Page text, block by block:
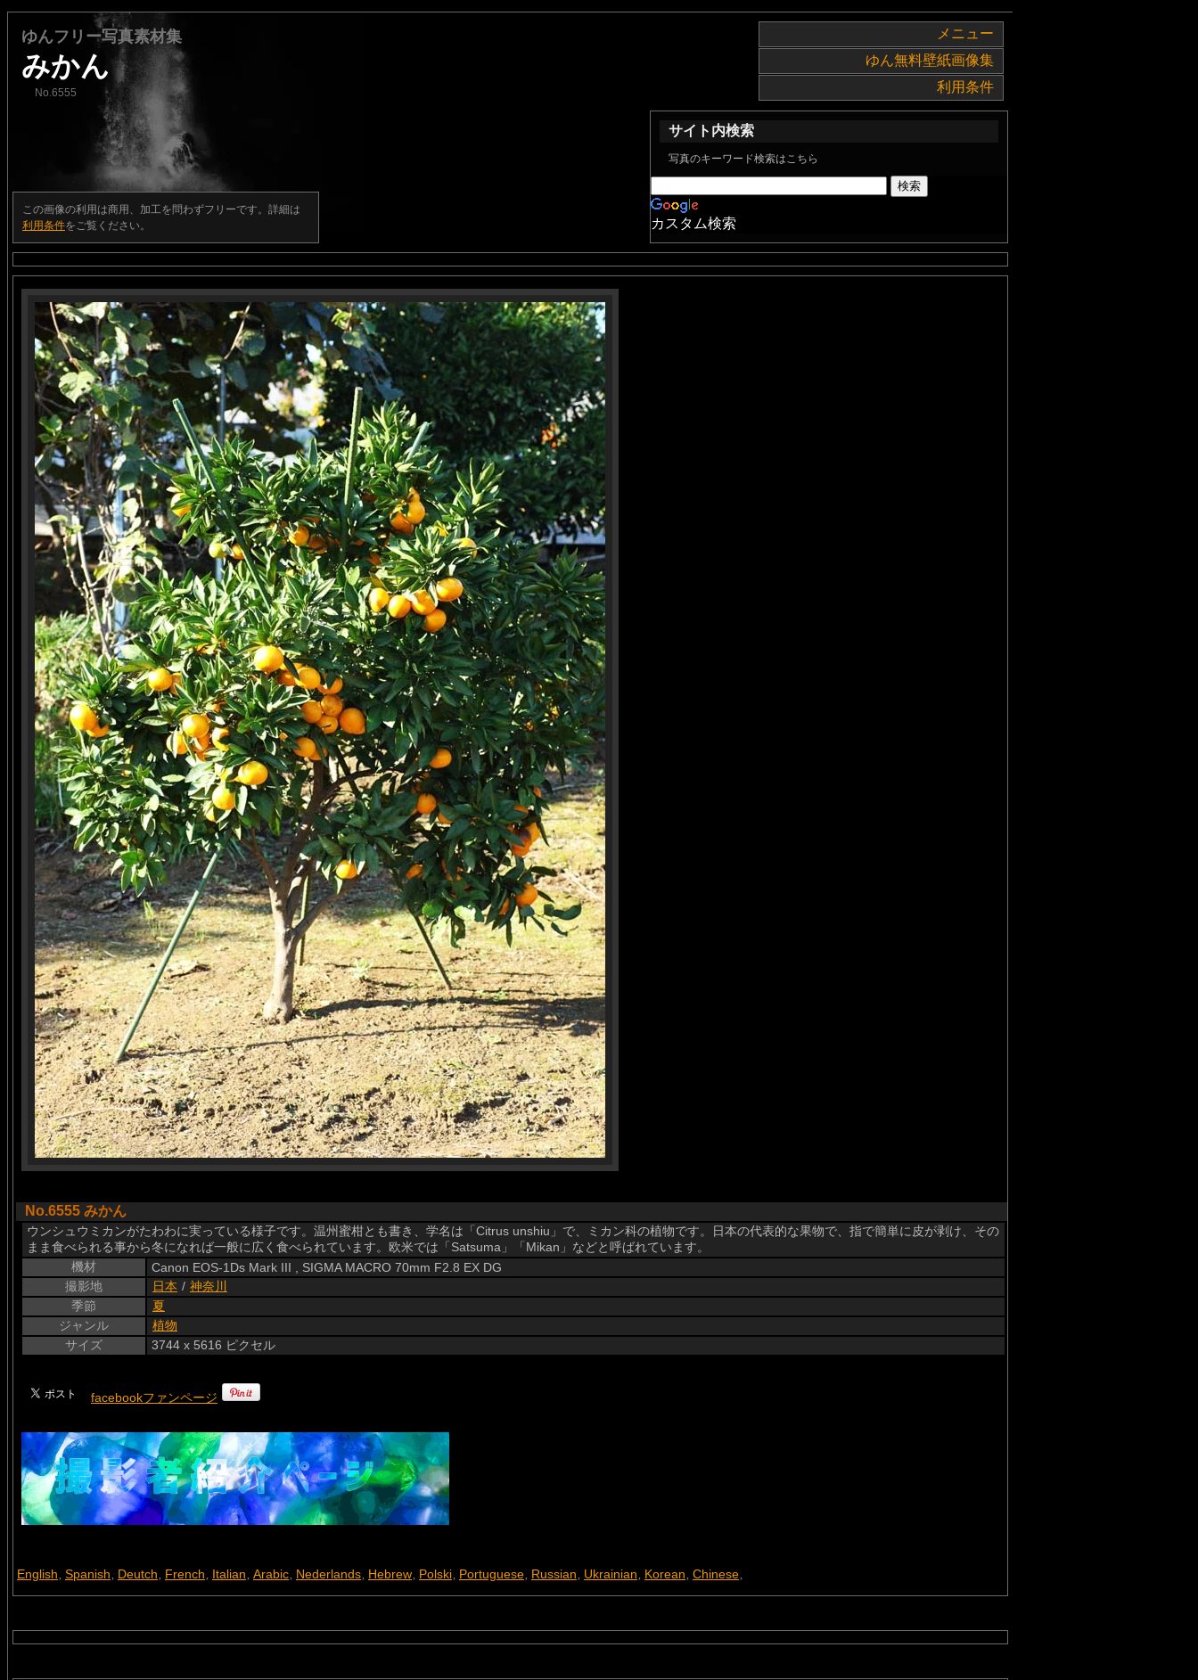
メニュー
ゆん無料壁紙画像集
利用条件
ゆんフリー写真素材集
みかん
No.6555
この画像の利用は商用、加工を問わずフリーです。詳細は
利用条件をご覧ください。
サイト内検索
写真のキーワード検索はこちら
カスタム検索
No.6555 みかん
ウンシュウミカンがたわわに実っている様子です。温州蜜柑とも書き、学名は「Citrus unshiu」で、ミカン科の植物です。日本の代表的な果物で、指で簡単に皮が剥け、その
まま食べられる事から冬になれば一般に広く食べられています。欧米では「Satsuma」「Mikan」などと呼ばれています。
機材
Canon EOS-1Ds Mark III , SIGMA MACRO 70mm F2.8 EX DG
撮影地
日本 / 神奈川
季節
夏
ジャンル
植物
サイズ
3744 x 5616 ピクセル
facebookファンページ
English, Spanish, Deutch, French, Italian, Arabic, Nederlands, Hebrew, Polski, Portuguese, Russian, Ukrainian, Korean, Chinese,